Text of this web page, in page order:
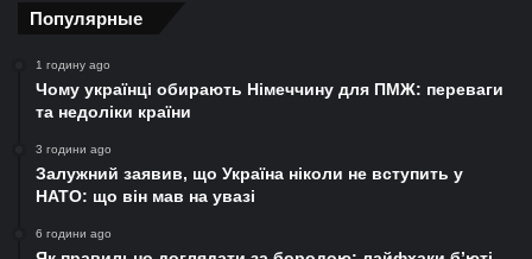
Популярные
1 годину ago
Чому українці обирають Німеччину для ПМЖ: переваги
та недоліки країни
3 години ago
Залужний заявив, що Україна ніколи не вступить у
НАТО: що він мав на увазі
6 години ago